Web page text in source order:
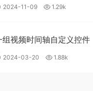
2024-11-09 1.29k
组视频时间轴自定义控件
2024-03-20 1.88k